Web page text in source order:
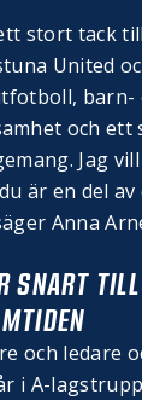
stort tack
United
barn-
och ett
Jag
är en del
Anna
SNART
och ledare
i A-